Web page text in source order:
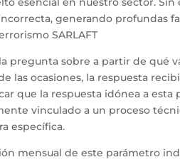
generando profundas
SARLAFT
pregunta sobre a partir de qué
las ocasiones, la respuesta
que la respuesta idónea a esta
vinculado a un proceso
específica.
mensual de este parámetro